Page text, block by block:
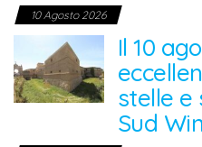
10 Agosto 2026
Il 10
stelle e
Sud